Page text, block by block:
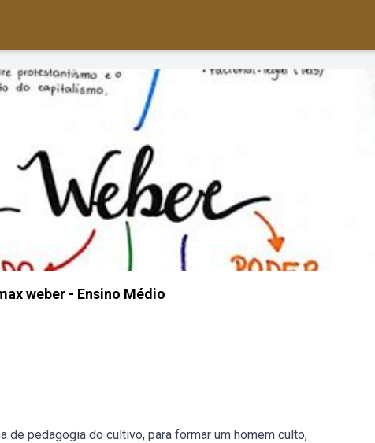
weber - Ensino Médio
de pedagogia do cultivo, para formar um homem culto,